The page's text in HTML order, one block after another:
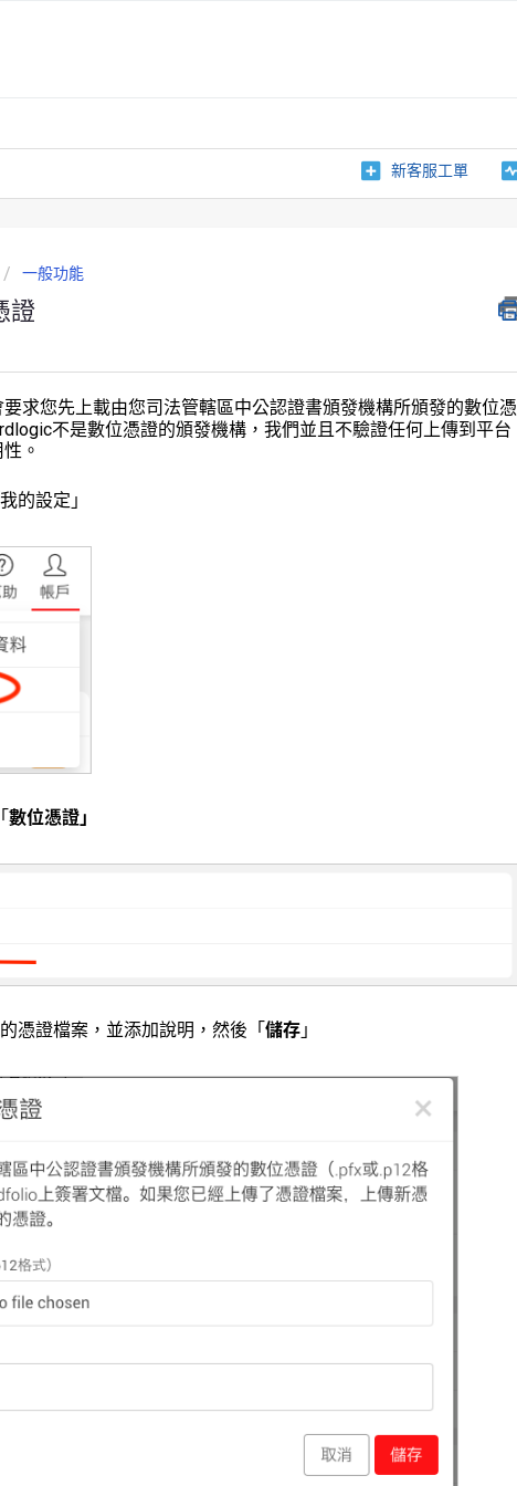
新客服工單
一般功能
證
求您先 上載由您司法管轄區中公認證書頒發機構所頒發的數位憑
不是數位憑證的頒發機構，我們並且 不驗證任何上傳到平台
。
的設定」
數位憑證」
憑證檔案 ，並添加說明 ，然後「儲存 」